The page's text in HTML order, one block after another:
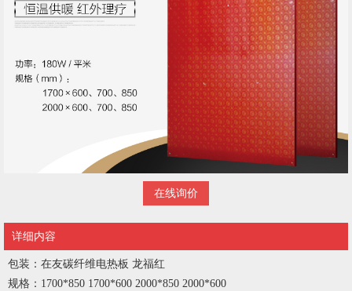
在线询价
详细内容
包装：在友碳纤维电热板 龙福红
规格：1700*850 1700*600 2000*850 2000*600